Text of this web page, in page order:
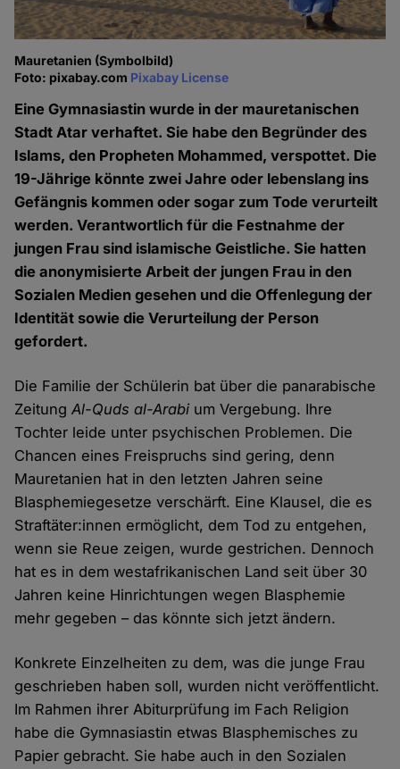
Mauretanien (Symbolbild)
Foto: pixabay.com Pixabay License
Eine Gymnasiastin wurde in der mauretanischen
Stadt Atar verhaftet. Sie habe den Begründer des
Islams, den Propheten Mohammed, verspottet. Die
19-Jährige könnte zwei Jahre oder lebenslang ins
Gefängnis kommen oder sogar zum Tode verurteilt
werden. Verantwortlich für die Festnahme der
jungen Frau sind islamische Geistliche. Sie hatten
die anonymisierte Arbeit der jungen Frau in den
Sozialen Medien gesehen und die Offenlegung der
Identität sowie die Verurteilung der Person
gefordert.
Die Familie der Schülerin bat über die panarabische
ZeitungAl-Quds al-Arabi um Vergebung. Ihre
Tochter leide unter psychischen Problemen. Die
Chancen eines Freispruchs sind gering, denn
Mauretanien hat in den letzten Jahren seine
Blasphemiegesetze verschärft. Eine Klausel, die es
Straftäter:innen ermöglicht, dem Tod zu entgehen,
wenn sie Reue zeigen, wurde gestrichen. Dennoch
hat es in dem westafrikanischen Land seit über 30
Jahren keine Hinrichtungen wegen Blasphemie
mehr gegeben – das könnte sich jetzt ändern.
Konkrete Einzelheiten zu dem, was die junge Frau
geschrieben haben soll, wurden nicht veröffentlicht.
Im Rahmen ihrer Abiturprüfung im Fach Religion
habe die Gymnasiastin etwas Blasphemisches zu
Papier gebracht. Sie habe auch in den Sozialen